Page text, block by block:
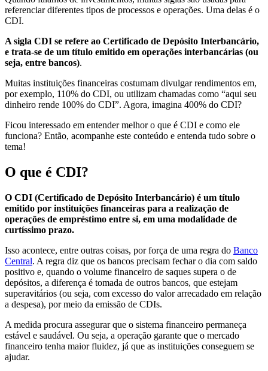
referenciar diferentes tipos de processos e operações. Uma delas é o
CDI.
A sigla CDI se refere ao Certificado de Depósito Interbancário,
e trata-se de um título emitido em operações interbancárias (ou
seja, entre bancos).
Muitas instituições financeiras costumam divulgar rendimentos em,
por exemplo, 110% do CDI, ou utilizam chamadas como “aqui seu
dinheiro rende 100% do CDI”. Agora, imagina 400% do CDI?
Ficou interessado em entender melhor o que é CDI e como ele
funciona? Então, acompanhe este conteúdo e entenda tudo sobre o
tema!
O que é CDI?
O CDI (Certificado de Depósito Interbancário) é um título
emitido por instituições financeiras para a realização de
operações de empréstimo entre si, em uma modalidade de
curtíssimo prazo.
Isso acontece, entre outras coisas, por força de uma regra do Banco
Central. A regra diz que os bancos precisam fechar o dia com saldo
positivo e, quando o volume financeiro de saques supera o de
depósitos, a diferença é tomada de outros bancos, que estejam
superavitários (ou seja, com excesso do valor arrecadado em relação
a despesa), por meio da emissão de CDIs.
A medida procura assegurar que o sistema financeiro permaneça
estável e saudável. Ou seja, a operação garante que o mercado
financeiro tenha maior fluidez, já que as instituições conseguem se
ajudar.